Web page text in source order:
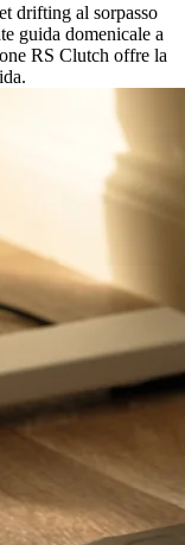
drifting al sorpasso
guida domenicale a
RS Clutch offre la